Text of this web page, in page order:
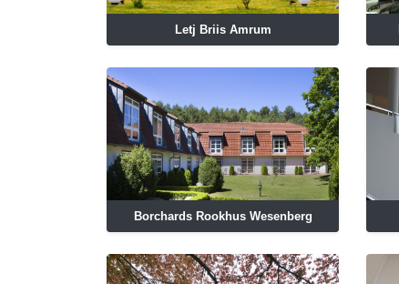
Letj Briis Amrum
Borchards Rookhus Wesenberg